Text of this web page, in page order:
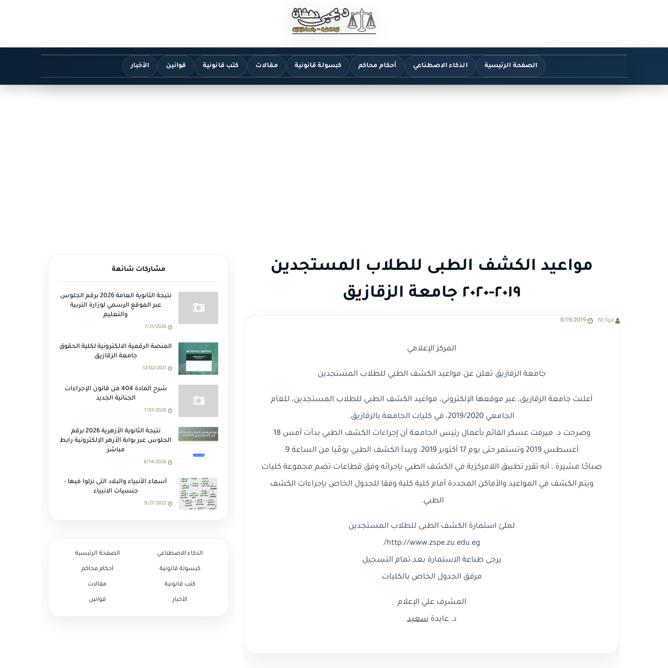
الصفحة الرئيسية الذكاء الاصطناعي أحكام محاكم كبسولة قانونية مقالات كتب قانونية قوانين الأخبار
مواعيد الكشف الطبى للطلاب المستجدين
٢٠١٩-٢٠٢٠ جامعة الزقازيق
Nt3ga
8/19/2019
المركز الإعلامي
جامعة الزقازيق تعلن عن مواعيد الكشف الطبي للطلاب المستجدين
أعلنت جامعة الزقازيق، عبر موقعها الإلكتروني، مواعيد الكشف الطبي للطلاب المستجدين، للعام
الجامعي 2019/2020، في كليات الجامعة بالزقازيق.
وصرحت د. ميرفت عسكر القائم بأعمال رئيس الجامعة أن إجراءات الكشف الطبي بدأت أمس 18
أغسطس 2019 وتستمر حتى يوم 17 أكتوبر 2019، ويبدأ الكشف الطبي يومًيا من الساعة 9
صباحًا.مشيرة ، أنه تقرر تطبيق اللامركزية في الكشف الطبي بإجرائه وفق قطاعات تضم مجموعة كليات
ويتم الكشف في المواعيد والأماكن المحددة أمام كلية كلية وفقا للجدول الخاص بإجراءات الكشف
الطبي.
لملئ استمارة الكشف الطبى للطلاب المستجدين
http://www.zspe.zu.edu.eg/
يرجى طباعة الاستمارة بعد تمام التسجيل
مرفق الجدول الخاص بالكليات
المشرف علي الإعلام
د. عايدةسعيد
مشاركات شائعة
نتيجة الثانوية العامة 2026 برقم الجلوس
عبر الموقع الرسمي لوزارة التربية
والتعليم
7/21/2026
المنصة الرقمية الالكترونية لكلية الحقوق
جامعة الزقازيق
12/02/2021
شرح المادة 404 من قانون الإجراءات
الجنائية الجديد
7/01/2026
نتيجة الثانوية الأزهرية 2026 برقم
الجلوس عبر بوابة الأزهر الإلكترونية رابط
مباشر
6/14/2026
أسماء الأنبياء والبلاد التى نزلوا فيها -
جنسيات الانبياء
9/27/2022
الصفحة الرئيسية الذكاء الاصطناعي
أحكام محاكم كبسولة قانونية
مقالات كتب قانونية
قوانين الأخبار